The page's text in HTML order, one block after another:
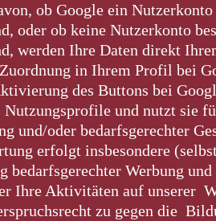
ob Google ein
oder ob keine Nutzerkonto
werden Ihre Daten direkt
in Ihrem Profil bei
des Buttons bei
Nutzungsprofile und nutzt sie
und/oder bedarfsgerechter
erfolgt insbesondere
bedarfsgerechter Werbung
Ihre Aktivitäten auf unserer
zu gegen die